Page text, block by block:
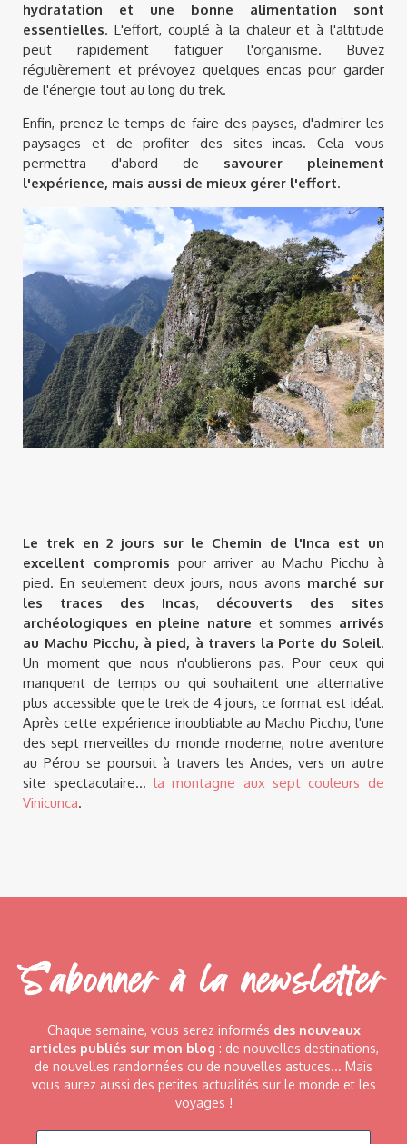
hydratation et une bonne alimentation sont
essentielles. L'effort, couplé à la chaleur et à l'altitude
peut rapidement fatiguer l'organisme. Buvez
régulièrement et prévoyez quelques encas pour garder
de l'énergie tout au long du trek.
Enfin, prenez le temps de faire des payses, d'admirer les
paysages et de profiter des sites incas. Cela vous
permettra d'abord de savourer pleinement
l'expérience, mais aussi de mieux gérer l'effort.
Le trek en 2 jours sur le Chemin de l'Inca est un
excellent compromis pour arriver au Machu Picchu à
pied. En seulement deux jours, nous avons marché sur
les traces des Incas, découverts des sites
archéologiques en pleine nature et sommes arrivés
au Machu Picchu, à pied, à travers la Porte du Soleil.
Un moment que nous n'oublierons pas. Pour ceux qui
manquent de temps ou qui souhaitent une alternative
plus accessible que le trek de 4 jours, ce format est idéal.
Après cette expérience inoubliable au Machu Picchu, l'une
des sept merveilles du monde moderne, notre aventure
au Pérou se poursuit à travers les Andes, vers un autre
site spectaculaire...la montagne aux sept couleurs de
Vinicunca.
S'abonner à la newsletter
Chaque semaine, vous serez informés des nouveaux
articles publiés sur mon blog : de nouvelles destinations,
de nouvelles randonnées ou de nouvelles astuces... Mais
vous aurez aussi des petites actualités sur le monde et les
voyages !